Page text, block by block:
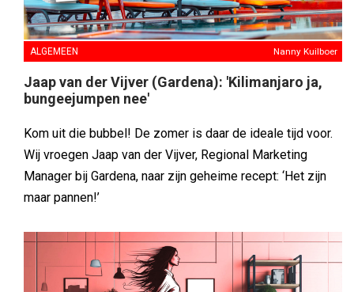
ALGEMEEN Nanny Kuilboer
Jaap van der Vijver (Gardena): 'Kilimanjaro ja,
bungeejumpen nee'
Kom uit die bubbel! De zomer is daar de ideale tijd voor.
Wij vroegen Jaap van der Vijver, Regional Marketing
Manager bij Gardena, naar zijn geheime recept: ‘Het zijn
maar pannen!’